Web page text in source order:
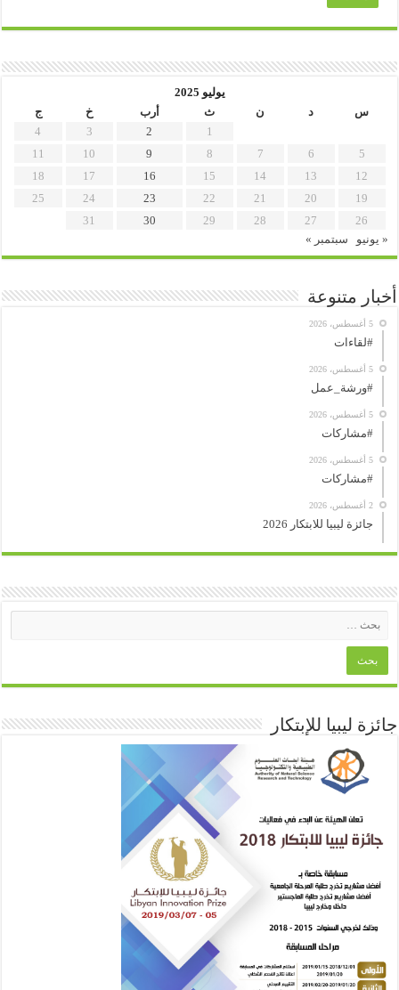
يوليو 2025
س
د ن ث أرب خ
ج
1
2
3
4
5
6
7
8
9
10
11
12
13
14
15
16
17
18
19
20
21
22
23
24
25
26
27
28
29
30
31
« يونيو
سبتمبر »
أخبار متنوعة
5 أغسطس، 2026
#لقاءات
5 أغسطس، 2026
#ورشة_عمل
5 أغسطس، 2026
#مشاركات
5 أغسطس، 2026
#مشاركات
2 أغسطس، 2026
جائزة ليبيا للابتكار 2026
جائزة ليبيا للإبتكار